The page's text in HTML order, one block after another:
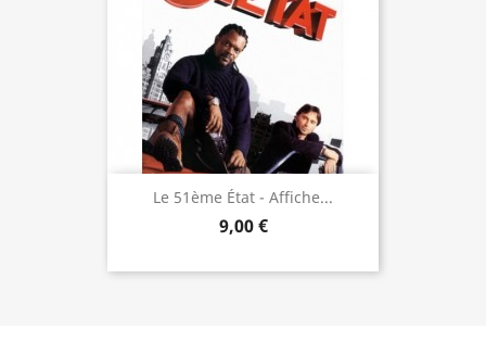
Le 51ème État - Affiche...
9,00 €